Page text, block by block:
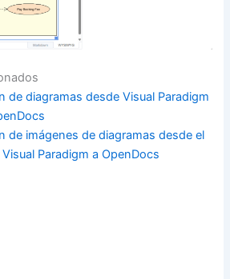
de diagramas desde Visual Paradigm
de imágenes de diagramas desde el
Paradigm a OpenDocs